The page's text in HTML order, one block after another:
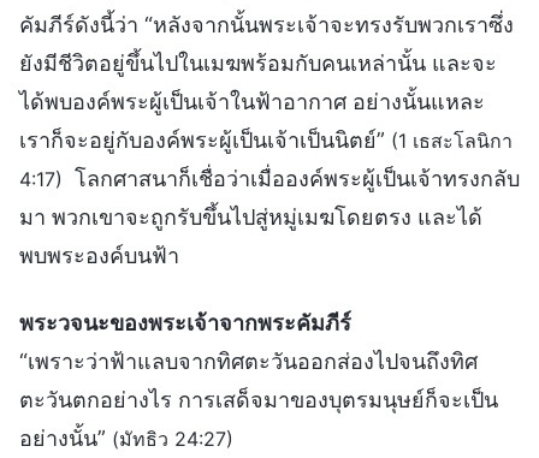
คัมภีร์ดังนี้ว่า “หลังจากนั้นพระเจ้าจะทรงรับพวกเราซึ่ง
ยังมีชีวิตอยู่ขึ้นไปในเมฆพร้อมกับคนเหล่านั้น และจะ
ได้พบองค์พระผู้เป็นเจ้าในฟ้าอากาศ อย่างนั้นแหละ
เราก็จะอยู่กับองค์พระผู้เป็นเจ้าเป็นนิตย์” (1 เธสะโลนิกา
4:17) โลกศาสนาก็เชื่อว่าเมื่อองค์พระผู้เป็นเจ้าทรงกลับ
มา พวกเขาจะถูกรับขึ้นไปสู่หมู่เมฆโดยตรง และได้
พบพระองค์บนฟ้า
พระวจนะของพระเจ้าจากพระคัมภีร์
“เพราะว่าฟ้าแลบจากทิศตะวันออกส่องไปจนถึงทิศ
ตะวันตกอย่างไร การเสด็จมาของบุตรมนุษย์ก็จะเป็น
อย่างนั้น” (มัทธิว 24:27)